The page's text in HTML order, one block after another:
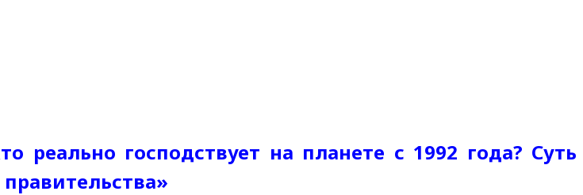
господствует на планете с 1992 года? Суть